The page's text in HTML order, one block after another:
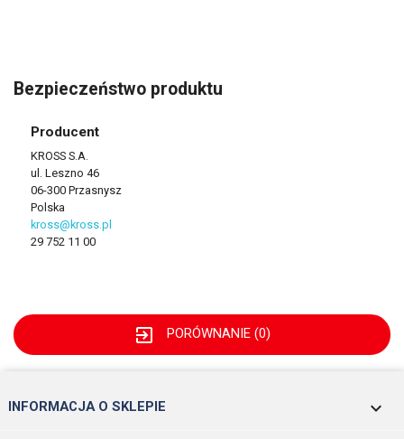
Bezpieczeństwo produktu
Producent
KROSS S.A.
ul. Leszno 46
06-300 Przasnysz
Polska
kross@kross.pl
29 752 11 00
exit_to_app PORÓWNANIE (0)
INFORMACJA O SKLEPIE keyboard_arrow_down